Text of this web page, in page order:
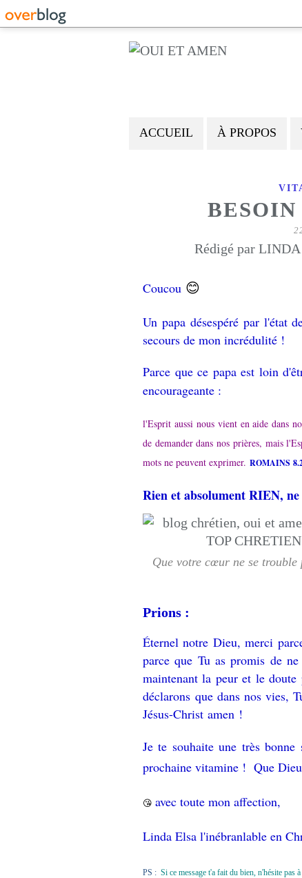
ACCUEIL À PROPOS
BESOIN
Rédigé par
Coucou 😊
Un papa désespéré par
secours de mon incrédulité !
Parce que ce papa est loin
encourageante :
l'Esprit aussi nous vient en aide dans
de demander dans nos prières, mais
mots ne peuvent exprimer. ROMAINS
Rien et absolument RIEN,
Que votre cœur ne se
Prions :
Éternel notre Dieu, merci
parce que Tu as promis de
maintenant la peur et le
déclarons que dans nos vies,
Jésus-Christ amen !
Je te souhaite une très
prochaine vitamine ! Que
😘 avec toute mon affection,
Linda Elsa l'inébranlable en
PS : Si ce message t'a fait du bien, n'hésite pas